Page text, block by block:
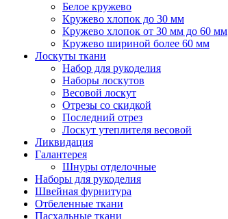
Белое кружево
Кружево хлопок до 30 мм
Кружево хлопок от 30 мм до 60 мм
Кружево шириной более 60 мм
Лоскуты ткани
Набор для рукоделия
Наборы лоскутов
Весовой лоскут
Отрезы со скидкой
Последний отрез
Лоскут утеплителя весовой
Ликвидация
Галантерея
Шнуры отделочные
Наборы для рукоделия
Швейная фурнитура
Отбеленные ткани
Пасхальные ткани